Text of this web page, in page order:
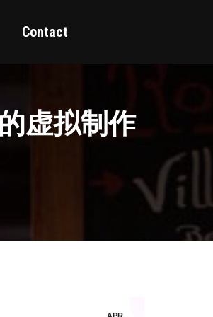
Contact
的虚拟制作
APR